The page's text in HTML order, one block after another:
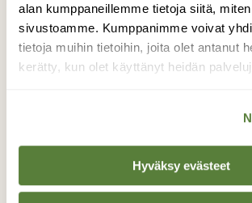
alan kumppaneillemme tietoja siitä,
sivustoamme. Kumppanimme voivat
tietoja muihin tietoihin, joita olet antanut
kerätty, kun olet käyttänyt heidän
Hyväksy evästeet
Jorma Luhta on Haukiputaalla
luontokuvaaja.